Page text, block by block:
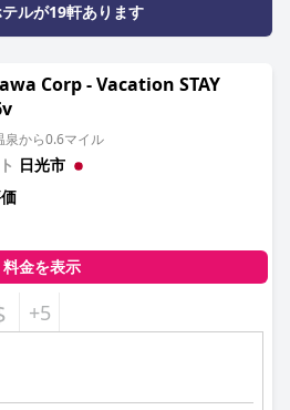
ルが19軒あります
Corp - Vacation STAY
泉から0.6マイル
日光市
料金を表示
+5